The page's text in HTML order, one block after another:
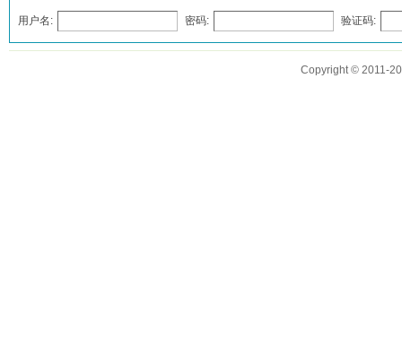
用户名: 密码: 验证码:
发表评论
Copyright © 2011-